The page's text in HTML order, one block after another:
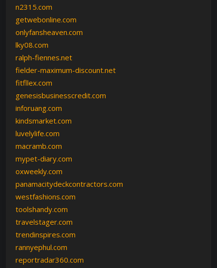
n2315.com
getwebonline.com
onlyfansheaven.com
lky08.com
ralph-fiennes.net
fielder-maximum-discount.net
fitfllex.com
genesisbusinesscredit.com
inforuang.com
kindsmarket.com
luvelylife.com
macramb.com
mypet-diary.com
oxweekly.com
panamacitydeckcontractors.com
westfashions.com
toolshandy.com
travelstager.com
trendinspires.com
rannyephul.com
reportradar360.com